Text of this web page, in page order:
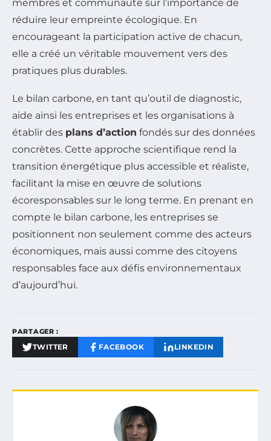
membres et communauté sur l’importance de
réduire leur empreinte écologique. En
encourageant la participation active de chacun,
elle a créé un véritable mouvement vers des
pratiques plus durables.
Le bilan carbone, en tant qu’outil de diagnostic,
aide ainsi les entreprises et les organisations à
établir des plans d’action fondés sur des données
concrètes. Cette approche scientifique rend la
transition énergétique plus accessible et réaliste,
facilitant la mise en œuvre de solutions
écoresponsables sur le long terme. En prenant en
compte le bilan carbone, les entreprises se
positionnent non seulement comme des acteurs
économiques, mais aussi comme des citoyens
responsables face aux défis environnementaux
d’aujourd’hui.
PARTAGER :
TWITTER FACEBOOK LINKEDIN